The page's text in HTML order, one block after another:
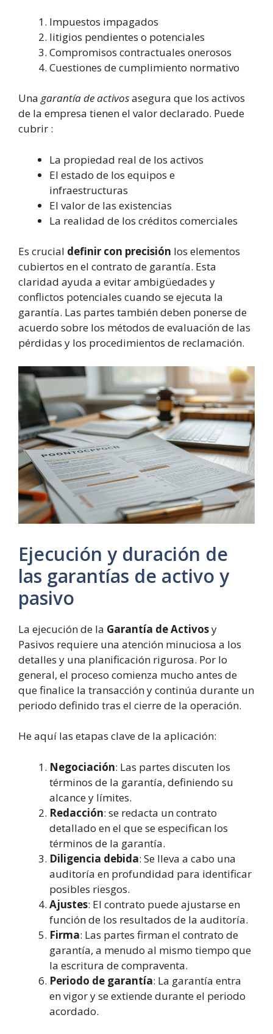
Impuestos impagados
litigios pendientes o potenciales
Compromisos contractuales onerosos
Cuestiones de cumplimiento normativo
Una garantía de activosasegura que los activos
de la empresa tienen el valor declarado. Puede
cubrir :
La propiedad real de los activos
El estado de los equipos e
infraestructuras
El valor de las existencias
La realidad de los créditos comerciales
Es crucial definir con precisión los elementos
cubiertos en el contrato de garantía. Esta
claridad ayuda a evitar ambigüedades y
conflictos potenciales cuando se ejecuta la
garantía. Las partes también deben ponerse de
acuerdo sobre los métodos de evaluación de las
pérdidas y los procedimientos de reclamación.
Ejecución y duración de
las garantías de activo y
pasivo
La ejecución de la Garantía de Activosy
Pasivos requiere una atención minuciosa a los
detalles y una planificación rigurosa. Por lo
general, el proceso comienza mucho antes de
que finalice la transacción y continúa durante un
periodo definido tras el cierre de la operación.
He aquí las etapas clave de la aplicación:
Negociación: Las partes discuten los
términos de la garantía, definiendo su
alcance y límites.
Redacción: se redacta un contrato
detallado en el que se especifican los
términos de la garantía.
Diligencia debida: Se lleva a cabo una
auditoría en profundidad para identificar
posibles riesgos.
Ajustes: El contrato puede ajustarse en
función de los resultados de la auditoría.
Firma: Las partes firman el contrato de
garantía, a menudo al mismo tiempo que
la escritura de compraventa.
Periodo de garantía: La garantía entra
en vigor y se extiende durante el periodo
acordado.